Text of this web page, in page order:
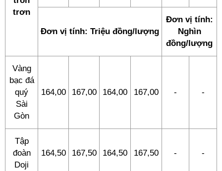
trơn
Đơn vị tính: Triệu đồng/lượng
Đơn vị tính:
Nghìn
đồng/lượng
Vàng
bạc đá
quý
Sài
Gòn
164,00 167,00 164,00 167,00 - -
Tập
đoàn
Doji
164,50 167,50 164,50 167,50 - -